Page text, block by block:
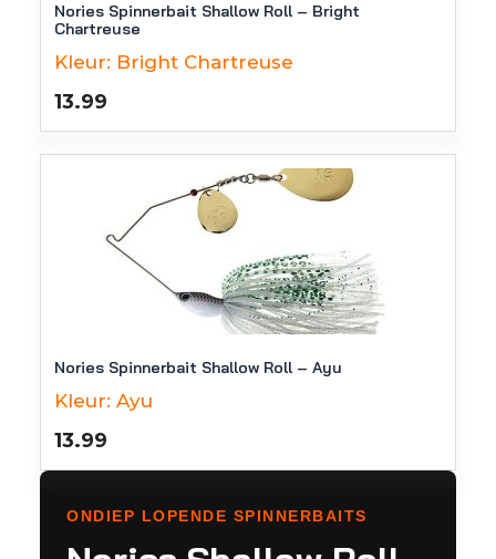
Nories Spinnerbait Shallow Roll – Bright
Chartreuse
Kleur: Bright Chartreuse
13.99
Nories Spinnerbait Shallow Roll – Ayu
Kleur: Ayu
13.99
ONDIEP LOPENDE SPINNERBAITS